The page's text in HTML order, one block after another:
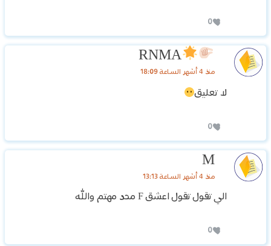
0
RNMA
منذ 4 أشهر الساعة 18:09
لا تعليق
0
M
منذ 4 أشهر الساعة 13:13
الي تقول تقول اعشق F محد مهتم والله
0